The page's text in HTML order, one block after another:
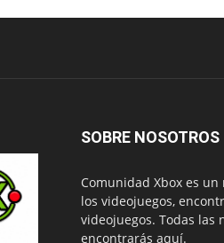
SOBRE NOSOTROS
Comunidad Xbox es
los videojuegos,
videojuegos. Todas las
encontrarás aquí.